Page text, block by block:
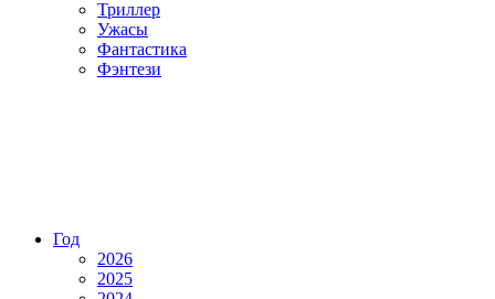
Триллер
Ужасы
Фантастика
Фэнтези
Год
2026
2025